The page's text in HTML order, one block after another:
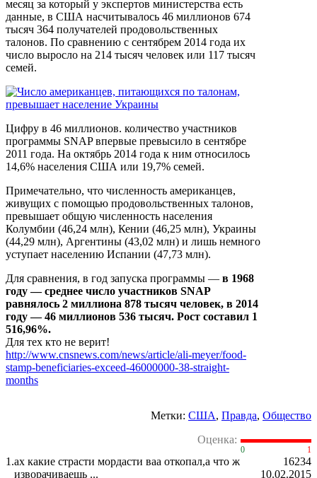
месяц за который у экспертов министерства есть
данные, в США насчитывалось 46 миллионов 674
тысяч 364 получателей продовольственных
талонов. По сравнению с сентябрем 2014 года их
число выросло на 214 тысяч человек или 117 тысяч
семей.
Цифру в 46 миллионов. количество участников
программы SNAP впервые превысило в сентябре
2011 года. На октябрь 2014 года к ним относилось
14,6% населения США или 19,7% семей.
Примечательно, что численность американцев,
живущих с помощью продовольственных талонов,
превышает общую численность населения
Колумбии (46,24 млн), Кении (46,25 млн), Украины
(44,29 млн), Аргентины (43,02 млн) и лишь немного
уступает населению Испании (47,73 млн).
Для сравнения, в год запуска программы — в 1968
году — среднее число участников SNAP
равнялось 2 миллиона 878 тысяч человек, в 2014
году — 46 миллионов 536 тысяч. Рост составил 1
516,96%.
Для тех кто не верит!
http://www.cnsnews.com/news/article/ali-meyer/food-
stamp-beneficiaries-exceed-46000000-38-straight-
months
Метки: США, Правда, Общество
Оценка:
0 1
1.ах какие страсти мордасти ваа откопал,а что ж
изворачиваешь ...
16234
10.02.2015